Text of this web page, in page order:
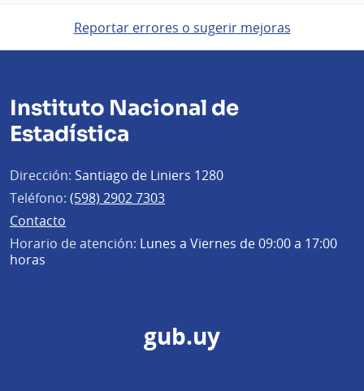
Reportar errores o sugerir mejoras
Instituto Nacional de
Estadística
Dirección: Santiago de Liniers 1280
Teléfono: (598) 2902 7303
Contacto
Horario de atención: Lunes a Viernes de 09:00 a 17:00
horas
gub.uy